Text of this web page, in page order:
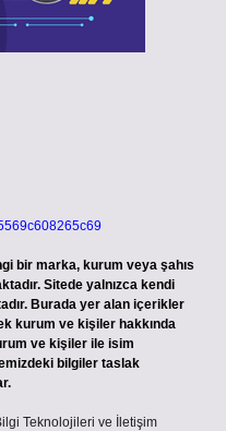
bir marka, kurum veya şahıs
Sitede yalnızca kendi
Burada yer alan içerikler
kurum ve kişiler hakkında
ve kişiler ile isim
bilgiler taslak
Teknolojileri ve İletişim